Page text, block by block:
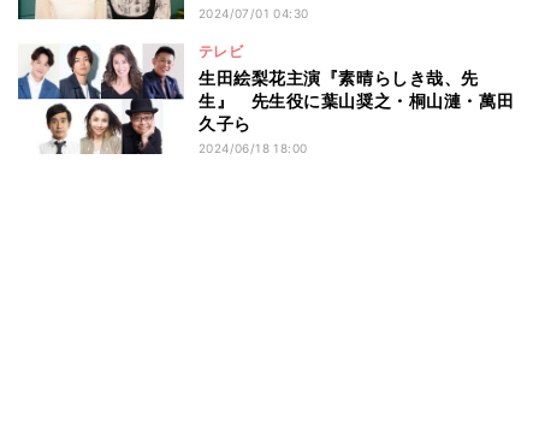
2024/07/01 04:30
テレビ
生田絵梨花主演『素晴らしき哉、先
生』 先生役に葉山奨之・桐山漣・萬田
久子ら
2024/06/18 18:00